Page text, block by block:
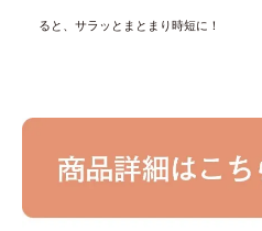
ると、サラッとまとまり時短に！